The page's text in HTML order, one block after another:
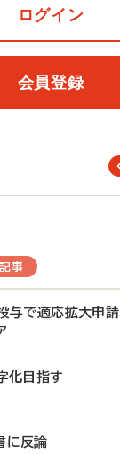
ログイン
会員登録
事
与で適応拡大申請
化目指す
に反論